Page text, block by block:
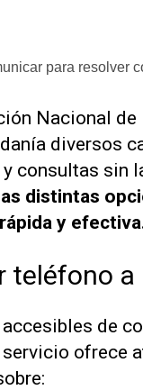
para resolver
Nacional de
diversos
consultas sin
distintas
y
teléfono a
de
ofrece